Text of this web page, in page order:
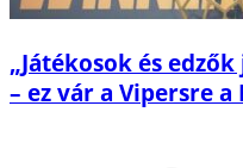
„Játékosok és
– ez vár a Vipersre